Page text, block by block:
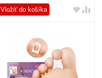
Vložiť do košíka